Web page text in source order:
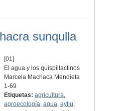
sunqulla
[01]
El agua y los quispillactinos
Marcela Machaca Mendieta
1-69
Etiquetas: agricultura,
agroecología,agua,ayllu,